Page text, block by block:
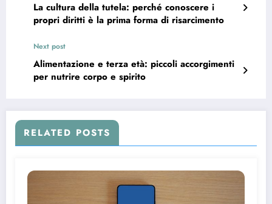
La cultura della tutela: perché conoscere i
propri diritti è la prima forma di risarcimento
Next post
Alimentazione e terza età: piccoli accorgimenti
per nutrire corpo e spirito
RELATED POSTS